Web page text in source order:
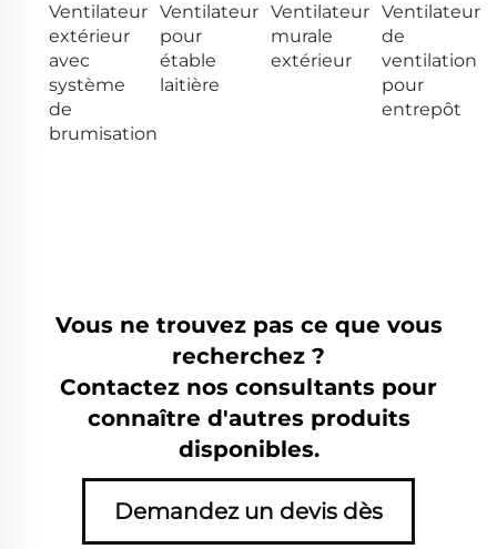
Ventilateur
extérieur
avec
système
de
brumisation
Ventilateur
pour
étable
laitière
Ventilateur
murale
extérieur
Ventilateur
de
ventilation
pour
entrepôt
Vous ne trouvez pas ce que vous
recherchez ?
Contactez nos consultants pour
connaître d'autres produits
disponibles.
Demandez un devis dès